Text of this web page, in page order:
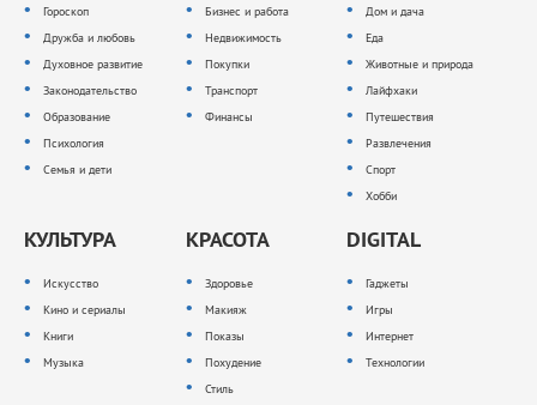
Гороскоп
Дружба и любовь
Духовное развитие
Законодательство
Образование
Психология
Семья и дети
Бизнес и работа
Недвижимость
Покупки
Транспорт
Финансы
Дом и дача
Еда
Животные и природа
Лайфхаки
Путешествия
Развлечения
Спорт
Хобби
КУЛЬТУРА
Искусство
Кино и сериалы
Книги
Музыка
КРАСОТА
Здоровье
Макияж
Показы
Похудение
Стиль
DIGITAL
Гаджеты
Игры
Интернет
Технологии